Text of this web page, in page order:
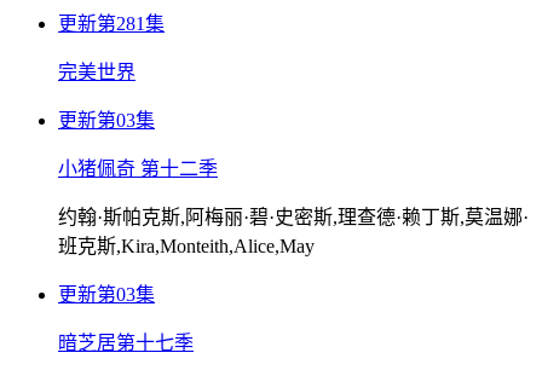
更新第281集
完美世界
更新第03集
小猪佩奇 第十二季
约翰·斯帕克斯,阿梅丽·碧·史密斯,理查德·赖丁斯,莫温娜·
班克斯,Kira,Monteith,Alice,May
更新第03集
暗芝居第十七季